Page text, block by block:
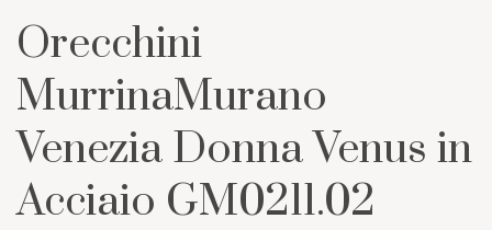
Orecchini
MurrinaMurano
Venezia Donna Venus in
Acciaio GM0211.02